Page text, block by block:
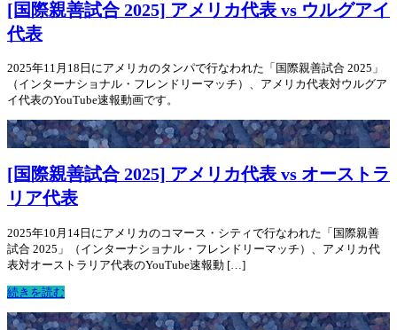
[国際親善試合 2025] アメリカ代表 vs ウルグアイ
代表
2025年11月18日にアメリカのタンパで行なわれた「国際親善試合 2025」
（インターナショナル・フレンドリーマッチ）、アメリカ代表対ウルグア
イ代表のYouTube速報動画です。
[国際親善試合 2025] アメリカ代表 vs オーストラ
リア代表
2025年10月14日にアメリカのコマース・シティで行なわれた「国際親善
試合 2025」（インターナショナル・フレンドリーマッチ）、アメリカ代
表対オーストラリア代表のYouTube速報動 […]
続きを読む